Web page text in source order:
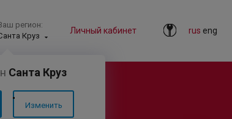
rus eng
Личный кабинет
регион:
Круз
Санта Круз
Изменить